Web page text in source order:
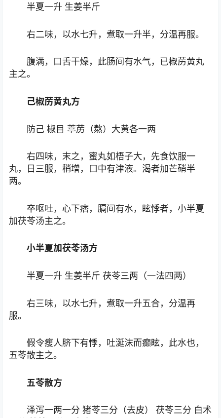
半夏一升 生姜半斤
右二味，以水七升，煮取一升半，分温再服。
腹满，口舌干燥，此肠间有水气，已椒苈黄丸
主之。
己椒苈黄丸方
防己 椒目 葶苈（熬）大黄各一两
右四味，末之，蜜丸如梧子大，先食饮服一
丸，日三服，稍增，口中有津液。渴者加芒硝半
两。
卒呕吐，心下痞，膈间有水，眩悸者，小半夏
加茯苓汤主之。
小半夏加茯苓汤方
半夏一升 生姜半斤 茯苓三两（一法四两）
右三味，以水七升，煮取一升五合，分温再
服。
假令瘦人脐下有悸，吐涎沫而癫眩，此水也，
五苓散主之。
五苓散方
泽泻一两一分 猪苓三分（去皮） 茯苓三分 白术